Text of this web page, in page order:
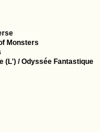
Monsters
(L') / Odyssée Fantastique